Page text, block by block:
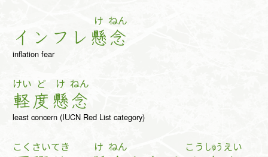
イ ン フ レ
け
懸
ねん
念
inflation fear
けい
軽
ど
度
け
懸
ねん
念
least concern (IUCN Red List category)
こく さいてき け ねん こう しゅう えい